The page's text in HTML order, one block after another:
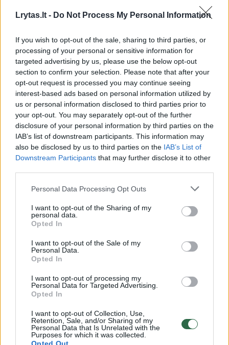
Lrytas.lt - Do Not Process My Personal Information
If you wish to opt-out of the sale, sharing to third parties, or
processing of your personal or sensitive information for
targeted advertising by us, please use the below opt-out
section to confirm your selection. Please note that after your
opt-out request is processed you may continue seeing
interest-based ads based on personal information utilized by
us or personal information disclosed to third parties prior to
your opt-out. You may separately opt-out of the further
disclosure of your personal information by third parties on the
IAB’s list of downstream participants. This information may
also be disclosed by us to third parties on the IAB’s List of
Downstream Participants that may further disclose it to other
Personal Data Processing Opt Outs
I want to opt-out of the Sharing of my
personal data.
Opted In
I want to opt-out of the Sale of my
Personal Data.
Opted In
I want to opt-out of processing my
Personal Data for Targeted Advertising.
Opted In
I want to opt-out of Collection, Use,
Retention, Sale, and/or Sharing of my
Personal Data that Is Unrelated with the
Purposes for which it was collected.
00:02:40
Danija stiprina gynybą: kariams teks tarnauti ilgiau
Visi įrašai
Žiūrimiausi įrašai
00:00:30
Vaizdai iš tragiškos avarijos Vilniaus r.: dviejų moterų ir
vaiko gyvybių išgelbėti nepavyko
00:00:57
Savaitės vidurys nusimato karštas: temperatūra kils iki
32 laipsnių šilumos
Žinios | Orai
V. Zalužno pasisakymą laiko bandymu įsitvirtinti
Ukrainos politikoje: jis yra neteisus
Sinoptikai atsakė, kokiais orais užbaigsime darbo